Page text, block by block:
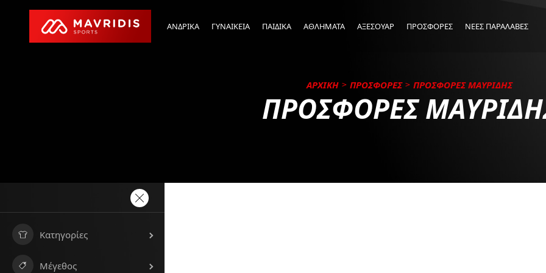
ΑΝΔΡΙΚΑ ΓΥΝΑΙΚΕΙΑ ΠΑΙΔΙΚΑ ΑΘΛΗΜΑΤΑ ΑΞΕΣΟΥΑΡ ΠΡΟΣΦΟΡΕΣ ΝΕΕΣ ΠΑΡΑΛΑΒΕΣ
ΑΡΧΙΚΗ ΠΡΟΣΦΟΡΕΣ ΠΡΟΣΦΟΡΕΣ ΜΑΥΡΙΔΗΣ
ΠΡΟΣΦΟΡΕΣ
Κατηγορίες
Μέγεθος